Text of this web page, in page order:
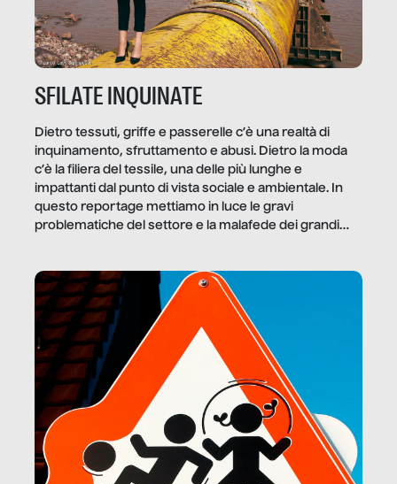
SFILATE INQUINATE
Dietro tessuti, griffe e passerelle c’è una realtà di
inquinamento, sfruttamento e abusi. Dietro la moda
c’è la filiera del tessile, una delle più lunghe e
impattanti dal punto di vista sociale e ambientale. In
questo reportage mettiamo in luce le gravi
problematiche del settore e la malafede dei grandi